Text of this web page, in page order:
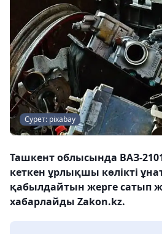
Сурет: pixabay
Ташкент облысында ВАЗ-
кеткен ұрлықшы көлікті
қабылдайтын жерге сатып
хабарлайды Zakon.kz.